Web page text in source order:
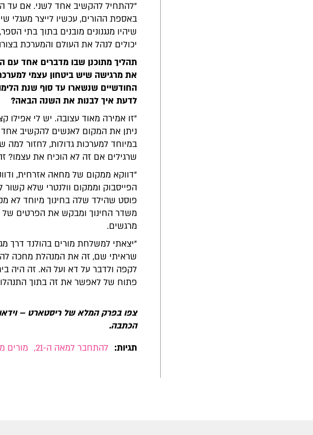
"להתחיל להקשיב אחד לשני. אם עד
באספת ההורים, עכשיו לייצר מעגלי
שיהיו מנגנונים מובנים בתוך בתי
יכולים לנהל את העולם והמערכת
תהליך מתוכנן שבו מדברים אחד עם
את מרגישה שיש ביטחון עצמי
החודשיים שנשארו עד סוף שנת
לדעת איך לבנות את השנה הבאה?
"זו אמירה מאוד עצובה. יש לי אפילו
ניתן את המקום לאנשים להקשיב אחד
במיוחד למערכות גדולות, לחזור למה
שרגילים אם זה לא הוכיח את עצמו?
"דווקא ממקום של מחאה אזרחית,
הפייסבוק וממקום וולנטרי שלא
פוסט שהילד שלה בחינוך מיוחד לא
משדר החינוך ומבקש את הפרטים של
מרגשים.
"יצאתי למשלחת מורים בהולנד דרך
לקפה ולדבר על דא ועל הא. זה היה
פתוח של לאפשר את זה בתוך
צפו בפרק המלא של ריסטארט –
הכתבה.
תגיות:
להתחבר למאה ה-21 , מורים